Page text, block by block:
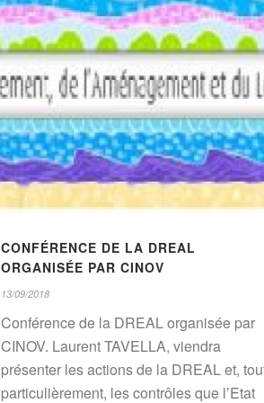
CONFÉRENCE DE LA DREAL
ORGANISÉE PAR CINOV
13/09/2018
Conférence de la DREAL organisée par
CINOV. Laurent TAVELLA, viendra
présenter les actions de la DREAL et,
particulièrement, les contrôles que l’Etat